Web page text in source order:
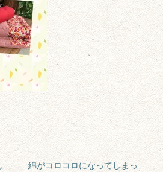
綿がコロコロになってしまっ